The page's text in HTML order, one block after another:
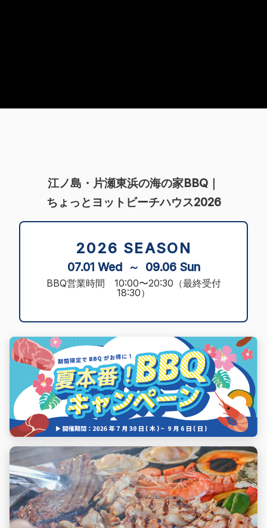
Beach House
江ノ島・片瀬東浜の海の家BBQ｜
ちょっとヨットビーチハウス2026
2026 SEASON
07.01 Wed ～ 09.06 Sun
BBQ営業時間 10:00〜20:30（最終受付
18:30）